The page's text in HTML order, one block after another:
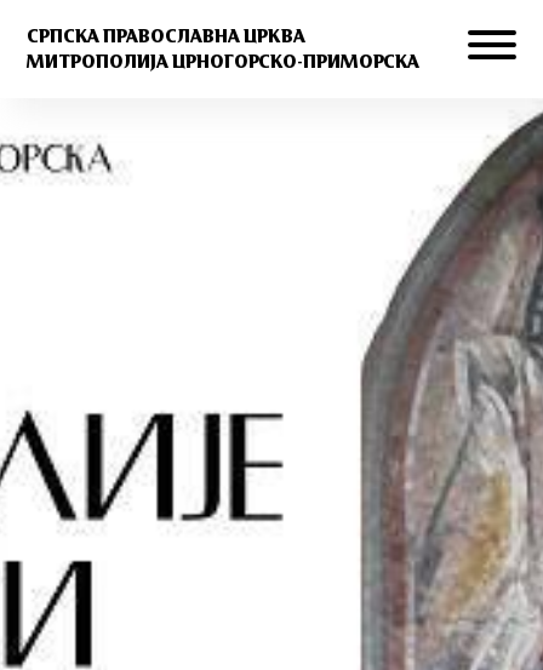
СРПСКА ПРАВОСЛАВНА ЦРКВА
МИТРОПОЛИЈА ЦРНОГОРСКО-ПРИМОРСКА